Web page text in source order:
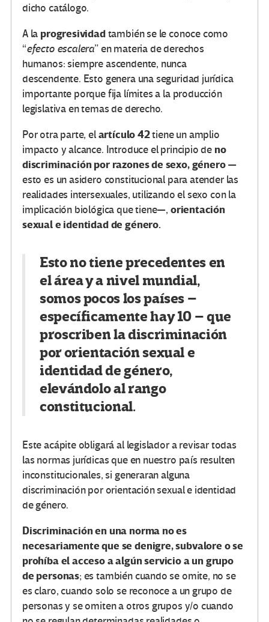
dicho catálogo.
A la progresividadtambién se le conoce como
“efecto escalera” en materia de derechos
humanos: siempre ascendente, nunca
descendente. Esto genera una seguridad jurídica
importante porque fija límites a la producción
legislativa en temas de derecho.
Por otra parte, elartículo 42tiene un amplio
impacto y alcance. Introduce el principio de no
discriminación por razones de sexo, género—
esto es un asidero constitucional para atender las
realidades intersexuales, utilizando el sexo con la
implicación biológica que tiene—, orientación
sexual e identidad de género.
Esto no tiene precedentes en
el área y a nivel mundial,
somos pocos los países –
específicamente hay 10 – que
proscriben la discriminación
por orientación sexual e
identidad de género,
elevándolo al rango
constitucional.
Este acápite obligará al legislador a revisar todas
las normas jurídicas que en nuestro país resulten
inconstitucionales, si generaran alguna
discriminación por orientación sexual e identidad
de género.
Discriminación en una norma no es
necesariamente que se denigre, subvalore o se
prohíba el acceso a algún servicio a un grupo
de personas; es también cuando se omite, no se
es claro, cuando solo se reconoce a un grupo de
personas y se omiten a otros grupos y/o cuando